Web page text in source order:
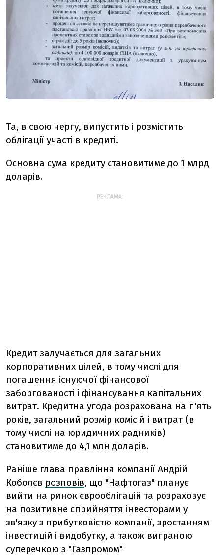
Та, в свою чергу, випустить і розмістить
облігації участі в кредиті.
Основна сума кредиту становитиме до 1 млрд
доларів.
РЕКЛАМА:
Кредит залучається для загальних
корпоративних цілей, в тому числі для
погашення існуючої фінансової
заборгованості і фінансування капітальних
витрат. Кредитна угода розрахована на п'ять
років, загальний розмір комісій і витрат (в
тому числі на юридичних радників)
становитиме до 4,1 млн доларів.
Раніше глава правління компанії Андрій
Коболєв розповів, що "Нафтогаз" планує
вийти на ринок єврооблігацій та розраховує
на позитивне сприйняття інвесторами у
зв'язку з прибутковістю компанії, зростанням
інвестицій і видобутку, а також виграною
суперечкою з "Газпромом"